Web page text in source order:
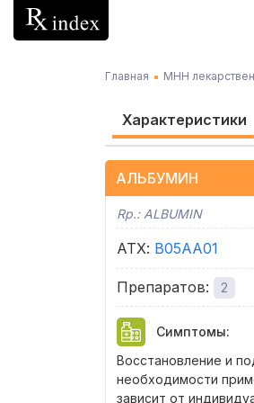
Главная МНН
Характеристики
АЛЬБУМИН
Rp.: ALBUMIN
АТХ: B05AA01
Препаратов: 2
Симптомы:
Восстановление и
необходимости
зависит от